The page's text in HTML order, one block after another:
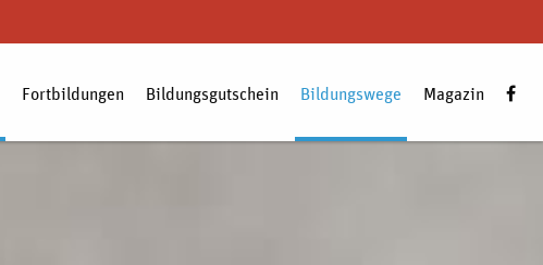
Fortbildungen Bildungsgutschein Bildungswege Magazin